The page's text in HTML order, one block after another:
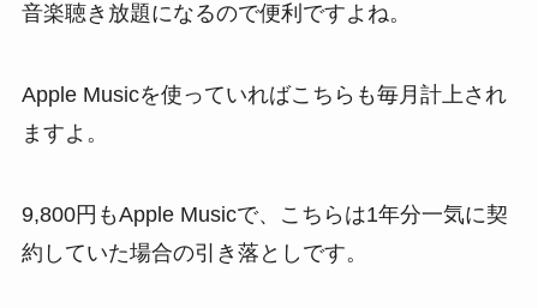
音楽聴き放題になるので便利ですよね。
Apple Musicを使っていればこちらも毎月計上され
ますよ。
9,800円もApple Musicで、こちらは1年分一気に契
約していた場合の引き落としです。